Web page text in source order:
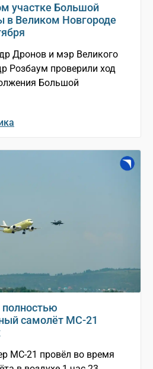
участке Большой
в Великом Новгороде
Дронов и мэр Великого
Розбаум проверили ход
Большой
самолёт МС-21
МС-21 провёл во время